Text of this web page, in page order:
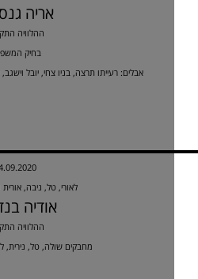
אריה גנס ז"ל
ההלוויה התקיימה
בחיק המשפחה
אבלים: רעייתו תרצה, בניו צחי, יובל וישגב, כלותיו
24.09.2020
לאורי, טל, ניבה, אורית
אודיה בנד
ההלוויה התקיימה
מחבקים שולה, טל, נירית, ליאת